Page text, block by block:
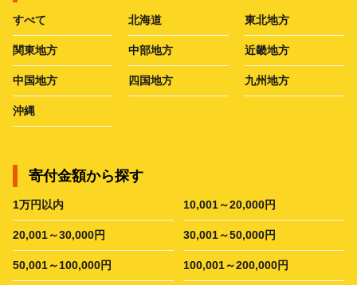
すべて 北海道 東北地方
関東地方 中部地方 近畿地方
中国地方 四国地方 九州地方
沖縄
寄付金額から探す
1万円以内 10,001～20,000円
20,001～30,000円 30,001～50,000円
50,001～100,000円 100,001～200,000円